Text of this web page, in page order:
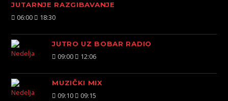
JUTARNJE RAZGIBAVANJE
06:00 18:30
JUTRO UZ BOBAR RADIO
09:00 12:06
MUZIČKI MIX
09:10 09:15